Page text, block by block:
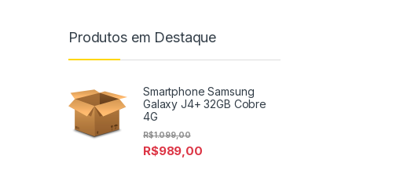
Produtos em Destaque
Smartphone Samsung
Galaxy J4+ 32GB Cobre
4G
R$989,00
R$1.099,00